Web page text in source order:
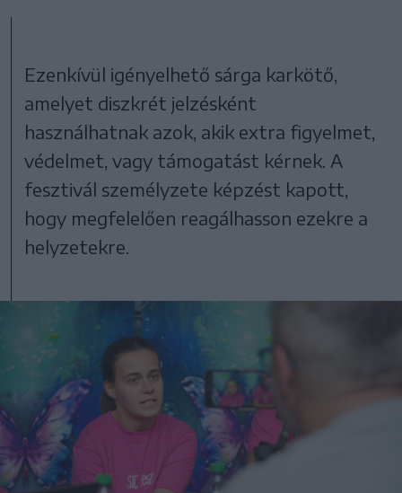
Ezenkívül igényelhető sárga karkötő,
amelyet diszkrét jelzésként
használhatnak azok, akik extra figyelmet,
védelmet, vagy támogatást kérnek. A
fesztivál személyzete képzést kapott,
hogy megfelelően reagálhasson ezekre a
helyzetekre.